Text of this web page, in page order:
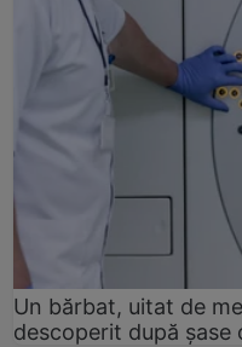
Un bărbat, uitat de
descoperit după șase